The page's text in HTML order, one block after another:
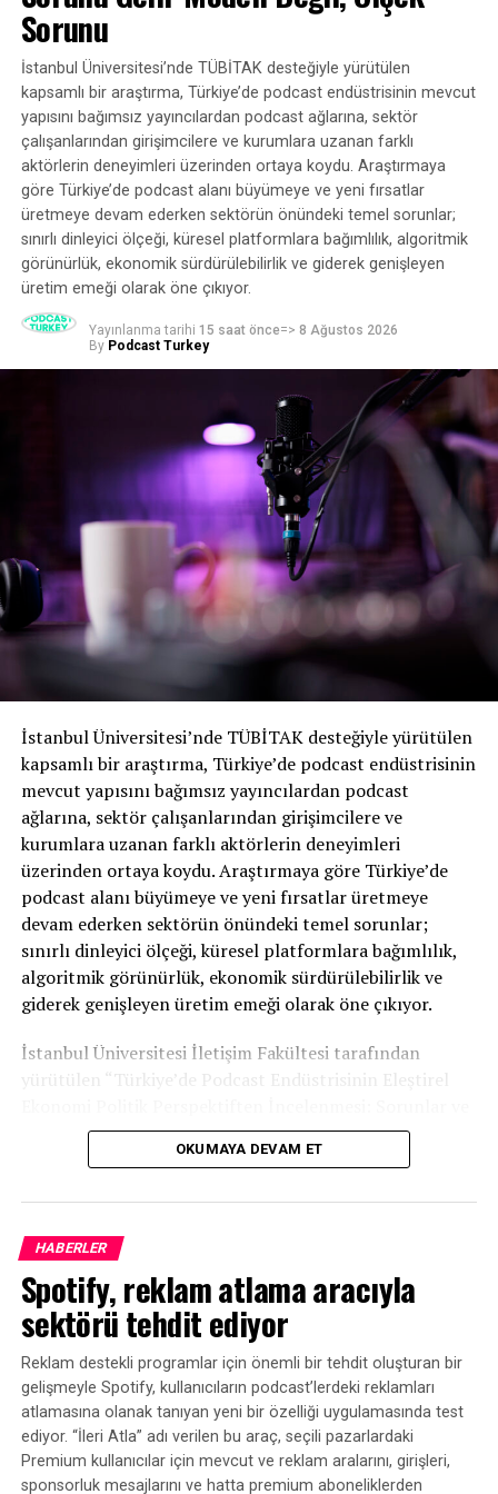
Ancak bu plan hiçbir zaman gerçekleşmedi. Bir Spotify
sözcüsü Bloomberg’e yaptığı açıklamada, “Söz konusu
teklif hayata geçmedi – platformumuzda white noise
podcast’leri bulundurmaya devam ediyoruz” dedi. Şirket
The Verge’ün yorum talebine hemen yanıt vermedi.
Spotify beyaz gürültü podcast’lerinin platformda
güvenli olduğunu söylese de işler değişebilir. Bloomberg
tarafından bildirildiği üzere, bazı white noise podcast
yayıncıları bölümlerinin platformdan şüpheli bir şekilde
kaybolduğunu fark etti.
Kaynak:The Verge
Rapor: Üreticiden Dinleyiciye Podcast Ekosistemi
Bir podcast’i iyi yapan nedir? 29 podcast uzmanından 29
ipucu
Sorunu
İstanbul Üniversitesi’nde TÜBİTAK desteğiyle yürütülen
kapsamlı bir araştırma, Türkiye’de podcast endüstrisinin mevcut
yapısını bağımsız yayıncılardan podcast ağlarına, sektör
çalışanlarından girişimcilere ve kurumlara uzanan farklı
aktörlerin deneyimleri üzerinden ortaya koydu. Araştırmaya
göre Türkiye’de podcast alanı büyümeye ve yeni fırsatlar
üretmeye devam ederken sektörün önündeki temel sorunlar;
sınırlı dinleyici ölçeği, küresel platformlara bağımlılık, algoritmik
görünürlük, ekonomik sürdürülebilirlik ve giderek genişleyen
üretim emeği olarak öne çıkıyor.
Yayınlanma tarihi 15 saat önce=> 8 Ağustos 2026
By Podcast Turkey
İstanbul Üniversitesi’nde TÜBİTAK desteğiyle yürütülen
kapsamlı bir araştırma, Türkiye’de podcast endüstrisinin
mevcut yapısını bağımsız yayıncılardan podcast
ağlarına, sektör çalışanlarından girişimcilere ve
kurumlara uzanan farklı aktörlerin deneyimleri
üzerinden ortaya koydu. Araştırmaya göre Türkiye’de
podcast alanı büyümeye ve yeni fırsatlar üretmeye
devam ederken sektörün önündeki temel sorunlar;
sınırlı dinleyici ölçeği, küresel platformlara bağımlılık,
algoritmik görünürlük, ekonomik sürdürülebilirlik ve
giderek genişleyen üretim emeği olarak öne çıkıyor.
İstanbul Üniversitesi İletişim Fakültesi tarafından
yürütülen “Türkiye’de Podcast Endüstrisinin Eleştirel
Fırsatlar” başlıklı araştırma, Türkiye podcast
ekosisteminin mevcut durumuna ilişkin kapsamlı bir
OKUMAYA DEVAM ET
HABERLER
Spotify, reklam atlama aracıyla
sektörü tehdit ediyor
Reklam destekli programlar için önemli bir tehdit oluşturan bir
gelişmeyle Spotify, kullanıcıların podcast’lerdeki reklamları
atlamasına olanak tanıyan yeni bir özelliği uygulamasında test
ediyor. “İleri Atla” adı verilen bu araç, seçili pazarlardaki
Premium kullanıcılar için mevcut ve reklam aralarını, girişleri,
sponsorluk mesajlarını ve hatta premium aboneliklerden